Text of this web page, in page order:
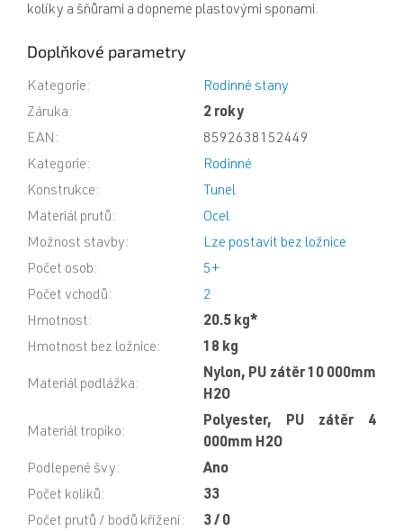
kolíky a šňůrami a dopneme plastovými sponami.
Doplňkové parametry
Kategorie:
Rodinné stany
Záruka:
2 roky
EAN :
8592638152449
Kategorie:
Rodinné
Konstrukce:
Tunel
Materiál prutů:
Ocel
Možnost stavby:
Lze postavit bez ložnice
Počet osob:
5+
Počet vchodů:
2
Hmotnost:
20.5 kg*
Hmotnost bez ložnice: 18 kg
Materiál podlážka:
Nylon, PU zátěr 10 000mm
H2O
Materiál tropiko:
Polyester, PU zátěr 4
000mm H2O
Podlepené švy:
Ano
Počet kolíků:
33
Počet prutů / bodů křížení :
3 / 0